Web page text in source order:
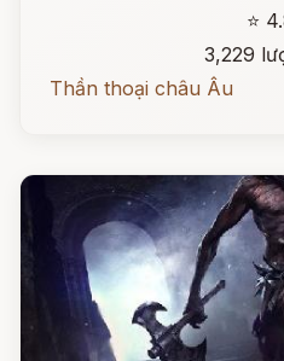
⭐
3,229
Thần thoại châu Âu